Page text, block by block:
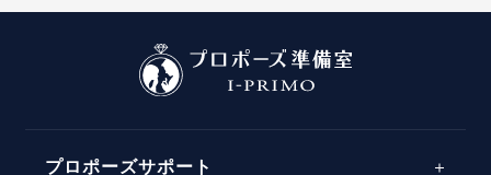
プロポーズサポート